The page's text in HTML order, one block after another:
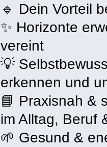
🔹 Dein Vorteil
✨ Horizonte
vereint
💡
erkennen und
📘 Praxisnah &
im Alltag, Beruf
🌱 Gesund &